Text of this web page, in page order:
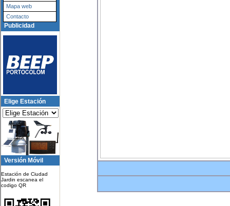
Mapa web
Contacto
Publicidad
Elige Estación
Versión Móvil
Estación de Ciudad
Jardin escanea el
codigo QR